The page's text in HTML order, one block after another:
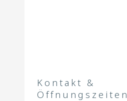
Kontakt &
Öffnungszeiten